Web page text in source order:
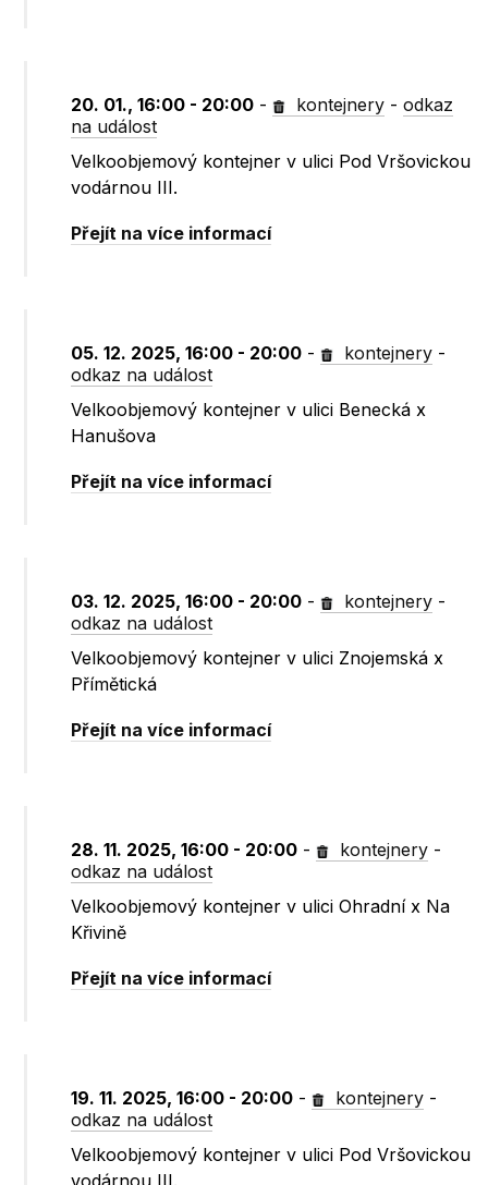
20. 01., 16:00 - 20:00 - kontejnery -odkaz
na událost
Velkoobjemový kontejner v ulici Pod Vršovickou
vodárnou III.
Přejít na více informací
05. 12. 2025, 16:00 - 20:00 - kontejnery -
odkaz na událost
Velkoobjemový kontejner v ulici Benecká x
Hanušova
Přejít na více informací
03. 12. 2025, 16:00 - 20:00 - kontejnery -
odkaz na událost
Velkoobjemový kontejner v ulici Znojemská x
Přímětická
Přejít na více informací
28. 11. 2025, 16:00 - 20:00 - kontejnery -
odkaz na událost
Velkoobjemový kontejner v ulici Ohradní x Na
Křivině
Přejít na více informací
19. 11. 2025, 16:00 - 20:00 - kontejnery -
odkaz na událost
Velkoobjemový kontejner v ulici Pod Vršovickou
vodárnou III.